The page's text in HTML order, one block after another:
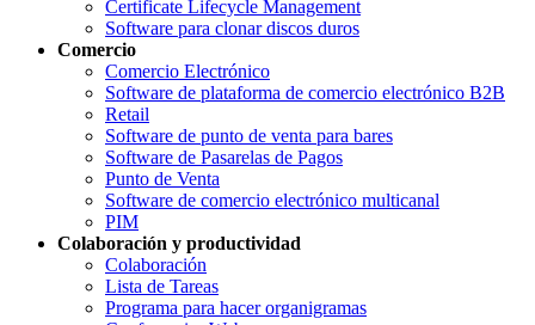
Certificate Lifecycle Management
Software para clonar discos duros
Comercio
Comercio Electrónico
Software de plataforma de comercio electrónico B2B
Retail
Software de punto de venta para bares
Software de Pasarelas de Pagos
Punto de Venta
Software de comercio electrónico multicanal
PIM
Colaboración y productividad
Colaboración
Lista de Tareas
Programa para hacer organigramas